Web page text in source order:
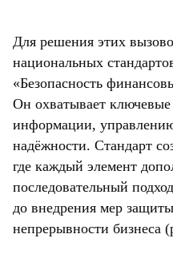
Для решения этих
национальных
«Безопасность
Он охватывает
информации,
надёжности. Стандарт
где каждый элемент
последовательный
до внедрения мер
непрерывности бизнеса